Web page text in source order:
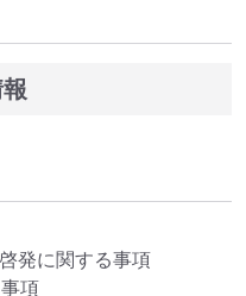
発に関する事項
項